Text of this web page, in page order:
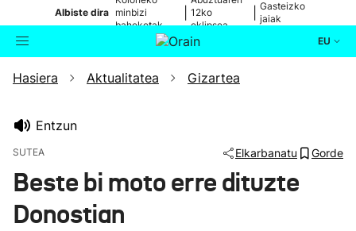
Albiste dira minbizi
baheketak
12ko
eklipsea
Gasteizko
jaiak
EU
Bilatzailea Aktualitatea
Hasiera Aktualitatea Gizartea
Entzun
SUTEA Elkarbanatu Gorde
Beste bi moto erre dituzte
Donostian